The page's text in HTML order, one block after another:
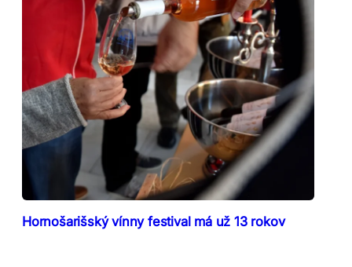
Hornošarišský vínny festival má už 13 rokov